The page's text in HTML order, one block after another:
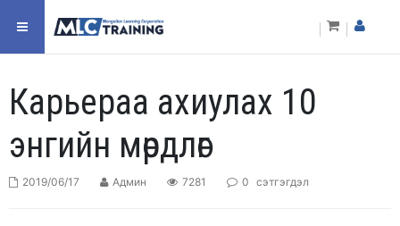
Карьераа ахиулах 10
энгийн мөрдлөг
2019/06/17 Админ 7281 0 сэтгэгдэл